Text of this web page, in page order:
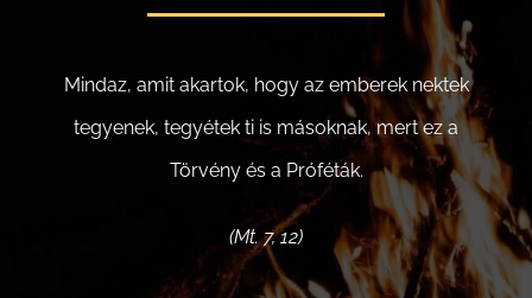
Mindaz, amit akartok, hogy az emberek nektek
tegyenek, tegyétek ti is másoknak, mert ez a
Törvény és a Próféták.
(Mt. 7, 12)